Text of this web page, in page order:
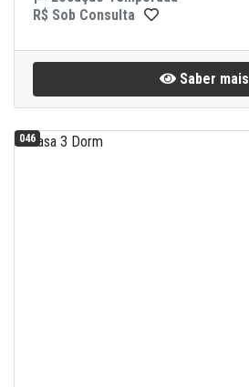
R$ Sob Consulta
Saber mais
046